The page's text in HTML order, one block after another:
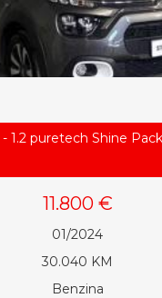
1.2 puretech Shine
11.800 €
01/2024
30.040 KM
Benzina